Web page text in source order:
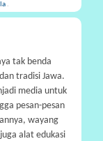
.
tak benda
tradisi Jawa.
media untuk
pesan-pesan
wayang
alat edukasi